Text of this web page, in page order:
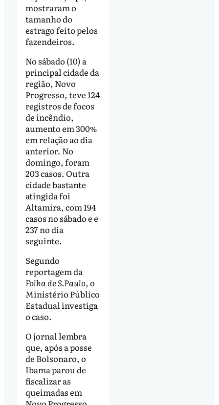
mostraram o
tamanho do
estrago feito pelos
fazendeiros.
No sábado (10) a
principal cidade da
região, Novo
Progresso, teve 124
registros de focos
de incêndio,
aumento em 300%
em relação ao dia
anterior. No
domingo, foram
203 casos. Outra
cidade bastante
atingida foi
Altamira, com 194
casos no sábado e e
237 no dia
seguinte.
Segundo
reportagem da
Folha de S.Paulo, o
Ministério Público
Estadual investiga
o caso.
O jornal lembra
que, após a posse
de Bolsonaro, o
Ibama parou de
fiscalizar as
queimadas em